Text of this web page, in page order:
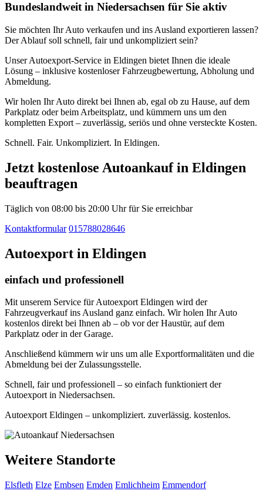
Bundeslandweit in Niedersachsen für Sie aktiv
Sie möchten Ihr Auto verkaufen und ins Ausland exportieren lassen?
Der Ablauf soll schnell, fair und unkompliziert sein?
Unser Autoexport-Service in Eldingen bietet Ihnen die ideale
Lösung – inklusive kostenloser Fahrzeugbewertung, Abholung und
Abmeldung.
Wir holen Ihr Auto direkt bei Ihnen ab, egal ob zu Hause, auf dem
Parkplatz oder beim Arbeitsplatz, und kümmern uns um den
kompletten Export – zuverlässig, seriös und ohne versteckte Kosten.
Schnell. Fair. Unkompliziert. In Eldingen.
Jetzt kostenlose Autoankauf in Eldingen
beauftragen
Täglich von 08:00 bis 20:00 Uhr für Sie erreichbar
Kontaktformular 015788028646
Autoexport in Eldingen
einfach und professionell
Mit unserem Service für Autoexport Eldingen wird der
Fahrzeugverkauf ins Ausland ganz einfach. Wir holen Ihr Auto
kostenlos direkt bei Ihnen ab – ob vor der Haustür, auf dem
Parkplatz oder in der Garage.
Anschließend kümmern wir uns um alle Exportformalitäten und die
Abmeldung bei der Zulassungsstelle.
Schnell, fair und professionell – so einfach funktioniert der
Autoexport in Niedersachsen.
Autoexport Eldingen – unkompliziert. zuverlässig. kostenlos.
Weitere Standorte
Elsfleth Elze Embsen Emden Emlichheim Emmendorf